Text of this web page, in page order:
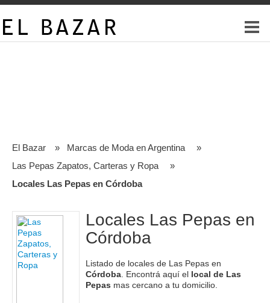
El Bazar » Marcas de Moda en Argentina
»
Las Pepas Zapatos, Carteras y Ropa
»
Locales Las Pepas en Córdoba
Locales Las Pepas en
Córdoba
Listado de locales de Las Pepas en
Córdoba . Encontrá aquí el local de Las
Pepas mas cercano a tu domicilio.